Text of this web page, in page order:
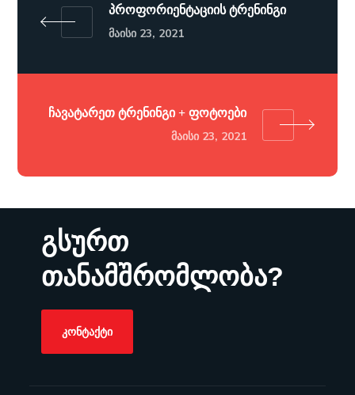
პროფორიენტაციის ტრენინგი
ᲛᲐᲘᲡᲘ 23, 2021
ჩავატარეთ ტრენინგი + ფოტოები
ᲛᲐᲘᲡᲘ 23, 2021
გსურთ
თანამშრომლობა?
ᲙᲝᲜᲢᲐᲥᲢᲘ